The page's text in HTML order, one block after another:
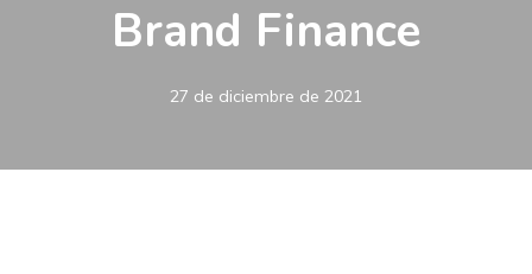
Brand Finance
27 de diciembre de 2021